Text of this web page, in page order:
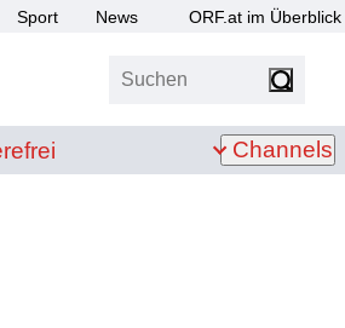
Sport News ORF.at im Überblick
Suchen
Channels